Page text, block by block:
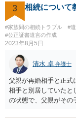
方に対して， ・相続
と ・今後一切の連絡
ようであれば警察への
書面を発送してもらう
3 相続について
#家族間の相続トラブル #
#公正証書遺言の作成
2023年8月5日
清水 卓 弁護士
父親が再婚相手と正式
相手と別居していた
の状態で、父親がその
が、再婚相手の遺留分